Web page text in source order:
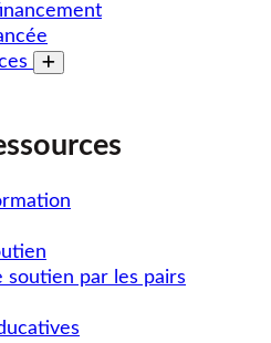
Toggle submenu
soutien par les pairs